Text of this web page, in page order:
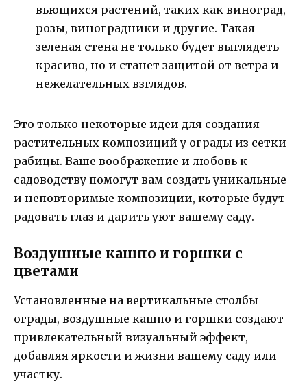
вьющихся растений, таких как виноград,
розы, виноградники и другие. Такая
зеленая стена не только будет выглядеть
красиво, но и станет защитой от ветра и
нежелательных взглядов.
Это только некоторые идеи для создания
растительных композиций у ограды из сетки
рабицы. Ваше воображение и любовь к
садоводству помогут вам создать уникальные
и неповторимые композиции, которые будут
радовать глаз и дарить уют вашему саду.
Воздушные кашпо и горшки с
цветами
Установленные на вертикальные столбы
ограды, воздушные кашпо и горшки создают
привлекательный визуальный эффект,
добавляя яркости и жизни вашему саду или
участку.